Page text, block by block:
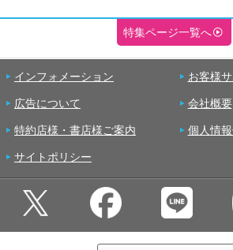
特集ページ一覧へ
インフォメーション お客様
広告について 会社概要
特約店様・書店様ご案内 個人情
サイトポリシー